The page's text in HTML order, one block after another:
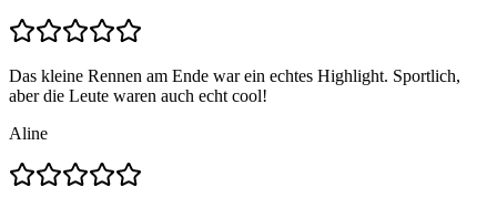
Das kleine Rennen am Ende war ein echtes Highlight. Sportlich,
aber die Leute waren auch echt cool!
Aline